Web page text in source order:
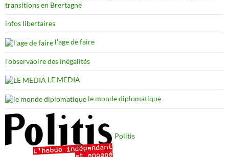
transitions en Brertagne
infos libertaires
l'age de faire
l'observaoire des inégalités
LE MEDIA
le monde diplomatique
Politis